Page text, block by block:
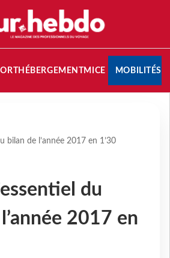
HÉBERGEMENTMICE MOBILITÉS
bilan de l’année 2017 en 1’30
du
2017 en